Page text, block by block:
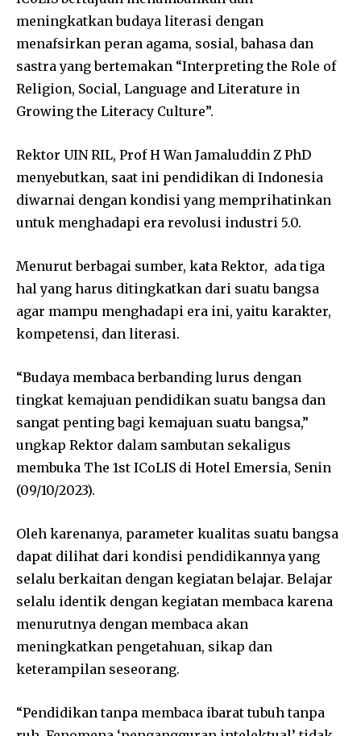
meningkatkan budaya literasi dengan
menafsirkan peran agama, sosial, bahasa dan
sastra yang bertemakan “Interpreting the Role of
Religion, Social, Language and Literature in
Growing the Literacy Culture”.
Rektor UIN RIL, Prof H Wan Jamaluddin Z PhD
menyebutkan, saat ini pendidikan di Indonesia
diwarnai dengan kondisi yang memprihatinkan
untuk menghadapi era revolusi industri 5.0.
Menurut berbagai sumber, kata Rektor, ada tiga
hal yang harus ditingkatkan dari suatu bangsa
agar mampu menghadapi era ini, yaitu karakter,
kompetensi, dan literasi.
“Budaya membaca berbanding lurus dengan
tingkat kemajuan pendidikan suatu bangsa dan
sangat penting bagi kemajuan suatu bangsa,”
ungkap Rektor dalam sambutan sekaligus
membuka The 1st ICoLIS di Hotel Emersia, Senin
(09/10/2023).
Oleh karenanya, parameter kualitas suatu bangsa
dapat dilihat dari kondisi pendidikannya yang
selalu berkaitan dengan kegiatan belajar. Belajar
selalu identik dengan kegiatan membaca karena
menurutnya dengan membaca akan
meningkatkan pengetahuan, sikap dan
keterampilan seseorang.
“Pendidikan tanpa membaca ibarat tubuh tanpa